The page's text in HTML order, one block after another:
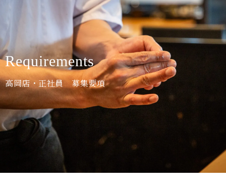
Requirements
高岡店・正社員 募集要項